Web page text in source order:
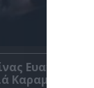
Καραμπέτη